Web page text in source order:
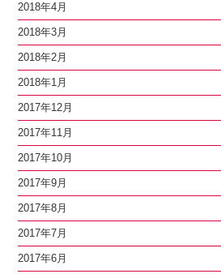
2018年4月
2018年3月
2018年2月
2018年1月
2017年12月
2017年11月
2017年10月
2017年9月
2017年8月
2017年7月
2017年6月